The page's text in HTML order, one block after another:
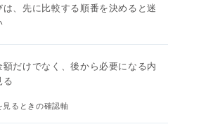
は、先に比較する順番を決めると迷
額だけでなく、後から必要になる内
る
見るときの確認軸